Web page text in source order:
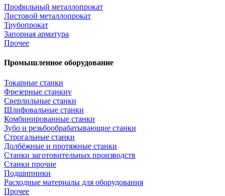
Профильный металлопрокат
Листовой металлопрокат
Трубопрокат
Запорная арматура
Прочее
Промышленное оборудование
Токарные станки
Фрезерные станкиv
Сверлильные станки
Шлифовальные станки
Комбинированные станки
Зубо и резьбообрабатывающие станки
Строгальные станки
Долбёжные и протяжные станки
Станки заготовительных производств
Станки прочие
Подшипники
Расходные материалы для оборудования
Прочее